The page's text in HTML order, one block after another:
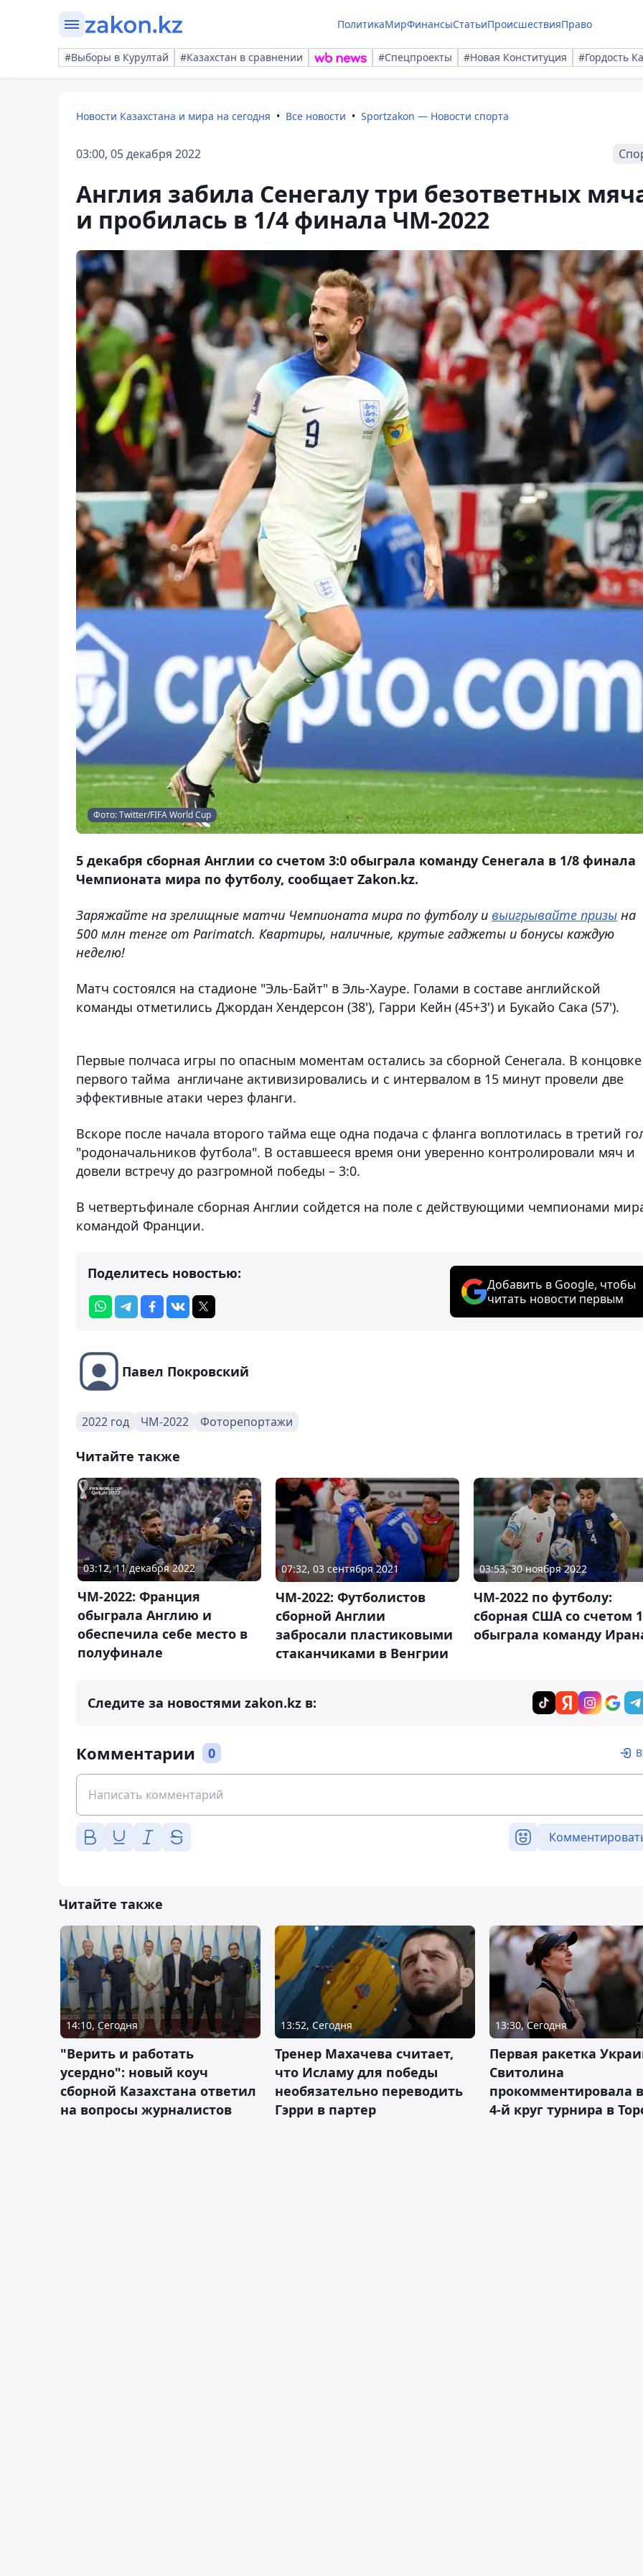
ПолитикаМирФинансыСтатьиПроисшествияПраво
#Выборы в Курултай #Казахстан в сравнении #Спецпроекты #Новая Конституция #Гордость
Новости Казахстана и мира на сегодня Все новости Sportzakon — Новости спорта
03:00, 05 декабря 2022
Англия забила Сенегалу три безответных
и пробилась в 1/4 финала ЧМ-2022
Фото: Twitter/FIFA World Cup
5 декабря сборная Англии со счетом 3:0 обыграла команду Сенегала в 1/8 финала
Чемпионата мира по футболу, сообщает Zakon.kz.
Заряжайте на зрелищные матчи Чемпионата мира по футболу и выигрывайте призы на
500 млн тенге от Parimatch. Квартиры, наличные, крутые гаджеты и бонусы каждую
неделю!
Матч состоялся на стадионе "Эль-Байт" в Эль-Хауре. Голами в составе английской
команды отметились Джордан Хендерсон (38'), Гарри Кейн (45+3') и Букайо Сака (57').
Первые полчаса игры по опасным моментам остались за сборной Сенегала. В концовке
первого тайма англичане активизировались и с интервалом в 15 минут провели две
эффективные атаки через фланги.
Вскоре после начала второго тайма еще одна подача с фланга воплотилась в третий
"родоначальников футбола". В оставшееся время они уверенно контролировали мяч и
довели встречу до разгромной победы – 3:0.
В четвертьфинале сборная Англии сойдется на поле с действующими чемпионами
командой Франции.
Поделитесь новостью:
Добавить в Google, чтобы
читать новости первым
Павел Покровский
2022 год ЧМ-2022 Фоторепортажи
Читайте также
03:12, 11 декабря 2022
ЧМ-2022: Франция
обыграла Англию и
обеспечила себе место в
полуфинале
07:32, 03 сентября 2021
ЧМ-2022: Футболистов
сборной Англии
забросали пластиковыми
стаканчиками в Венгрии
03:53, 30 ноября 2022
ЧМ-2022 по футболу:
сборная США со счетом
обыграла команду
Следите за новостями zakon.kz в:
Комментарии 0
Читайте также
14:10, Сегодня
"Верить и работать
усердно": новый коуч
сборной Казахстана ответил
на вопросы журналистов
13:52, Сегодня
Тренер Махачева считает,
что Исламу для победы
необязательно переводить
Гэрри в партер
13:30, Сегодня
Первая ракетка
Свитолина
прокомментировала
4-й круг турнира в